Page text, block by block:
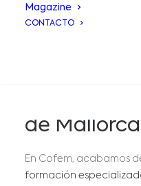
Magazine
CONTACTO
de Mallorca
En Cofem, acabamos
formación